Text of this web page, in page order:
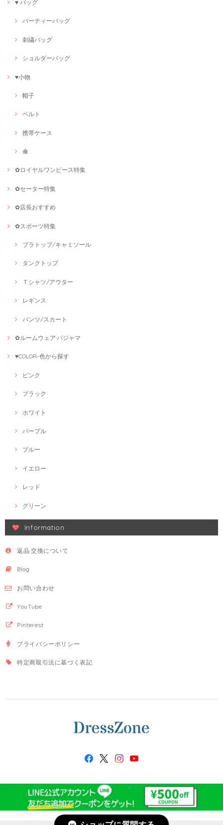
♥ バッグ
パーティーバッグ
刺繍バッグ
ショルダーバッグ
♥小物
帽子
ベルト
携帯ケース
傘
✿ロイヤルワンピース特集
✿セーター特集
✿店長おすすめ
✿スポーツ特集
ブラトップ/キャミソール
タンクトップ
Ｔシャツ/アウター
レギンス
パンツ/スカート
✿ルームウェア·パジャマ
♥COLOR-色から探す
ピンク
ブラック
ホワイト
パープル
ブルー
イエロー
レッド
グリーン
Information
返品·交換について
Blog
お問い合わせ
YouTube
Pinterest
プライバシーポリシー
特定商取引法に基づく表記